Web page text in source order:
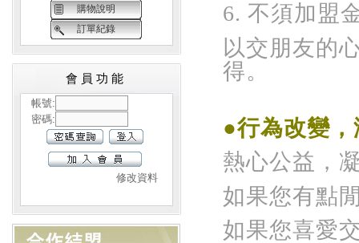
購物說明
訂單紀錄
會員功能
帳號:
密碼:
修改資料
6. 不須加盟
以交朋友的
得。
●行為改變
熱心公益，
如果您有點
如果您喜愛